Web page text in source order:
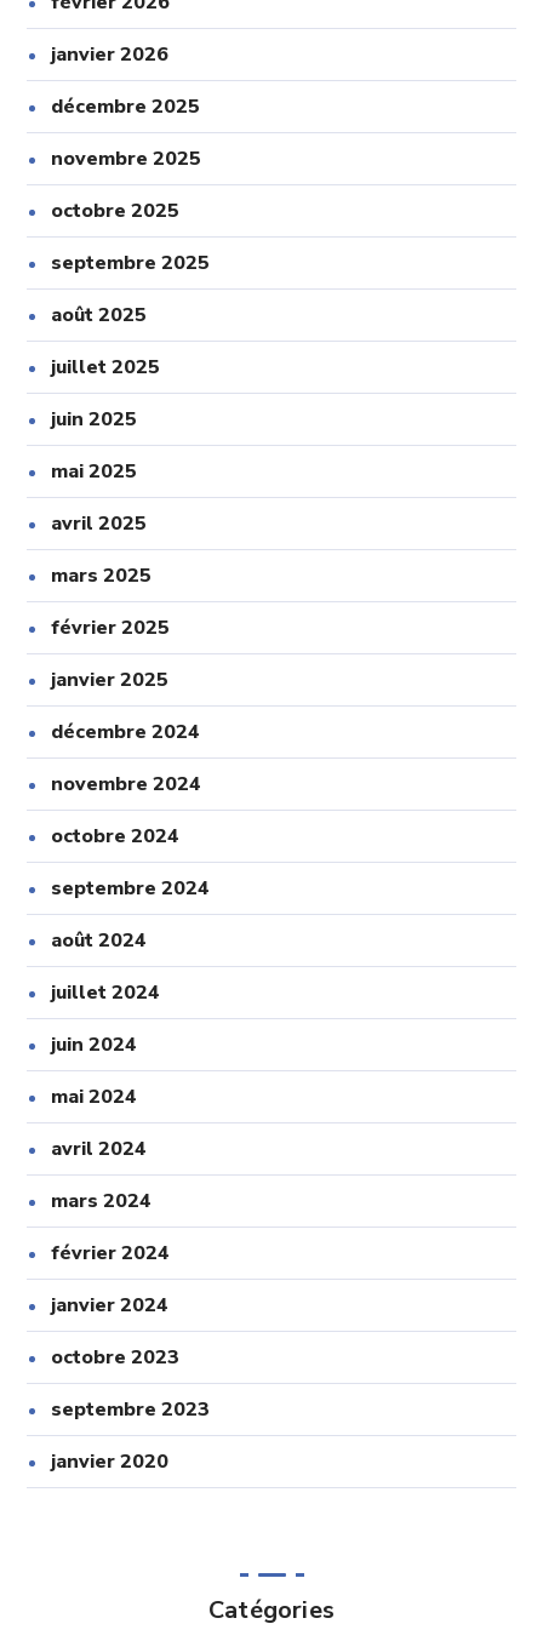
janvier 2026
décembre 2025
novembre 2025
octobre 2025
septembre 2025
août 2025
juillet 2025
juin 2025
mai 2025
avril 2025
mars 2025
février 2025
janvier 2025
décembre 2024
novembre 2024
octobre 2024
septembre 2024
août 2024
juillet 2024
juin 2024
mai 2024
avril 2024
mars 2024
février 2024
janvier 2024
octobre 2023
septembre 2023
janvier 2020
Catégories